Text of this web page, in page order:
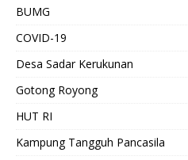
BUMG
COVID-19
Desa Sadar Kerukunan
Gotong Royong
HUT RI
Kampung Tangguh Pancasila